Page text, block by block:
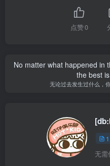
点赞0
No matter what happened in
the best
无论过去发生过什么，
无